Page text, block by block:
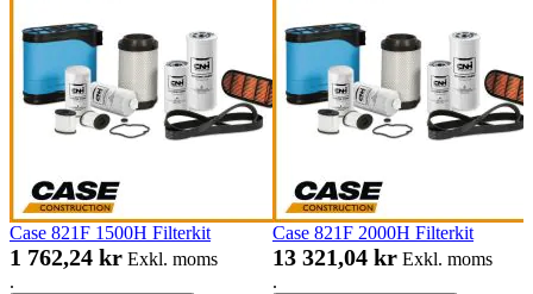
Case 821F 1500H Filterkit
1 762,24 kr Exkl. moms
.
Case 821F 2000H Filterkit
13 321,04 kr Exkl. moms
.